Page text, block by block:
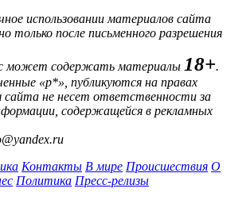
использовании материалов сайта
только после письменного разрешения
может содержать материалы 18+.
«р*», публикуются на правах
сайта не несет ответственности за
содержащейся в рекламных
Контакты В мире Происшествия О
Политика Пресс-релизы